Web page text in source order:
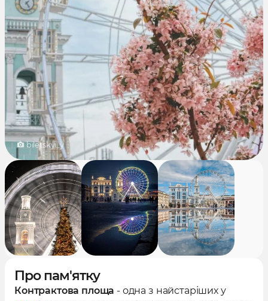
biletskyi_y
Про пам'ятку
Контрактова площа - одна з найстаріших у